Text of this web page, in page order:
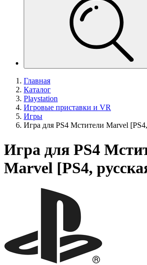
Главная
Каталог
Playstation
Игровые приставки и VR
Игры
Игра для PS4 Мстители Marvel
Игра для PS4
Marvel [PS4,